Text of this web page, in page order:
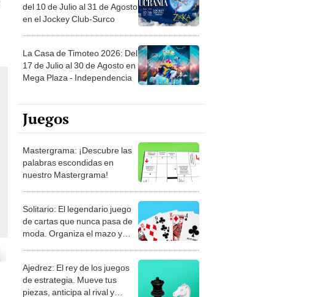
del 10 de Julio al 31 de Agosto
en el Jockey Club-Surco
La Casa de Timoteo 2026: Del
17 de Julio al 30 de Agosto en
Mega Plaza - Independencia
Juegos
Mastergrama: ¡Descubre las
palabras escondidas en
nuestro Mastergrama!
Solitario: El legendario juego
de cartas que nunca pasa de
moda. Organiza el mazo y
Ajedrez: El rey de los juegos
de estrategia. Mueve tus
piezas, anticipa al rival y